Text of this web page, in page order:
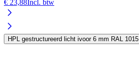
€ 23,88Incl. btw
HPL gestructureerd licht ivoor 6 mm RAL 1015